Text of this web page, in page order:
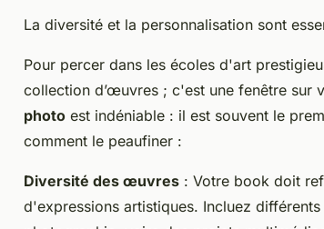
La diversité et la personnalisation sont
Pour percer dans les écoles d'art
collection d’œuvres ; c'est une fenêtre sur
photo est indéniable : il est souvent le
comment le peaufiner :
Diversité des œuvres : Votre book doit
d'expressions artistiques. Incluez